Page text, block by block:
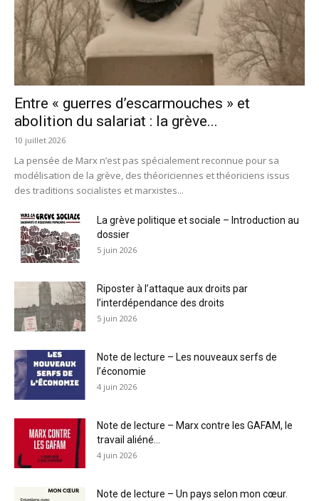
Entre « guerres d’escarmouches » et
abolition du salariat : la grève...
10 juillet 2026
La pensée de Marx n’est pas spécialement reconnue pour sa
modélisation de la grève, des théoriciennes et théoriciens issus
des traditions socialistes et marxistes...
La grève politique et sociale – Introduction au
dossier
5 juin 2026
Riposter à l’attaque aux droits par
l’interdépendance des droits
5 juin 2026
Note de lecture – Les nouveaux serfs de
l’économie
4 juin 2026
Note de lecture – Marx contre les GAFAM, le
travail aliéné...
4 juin 2026
Note de lecture – Un pays selon mon cœur.